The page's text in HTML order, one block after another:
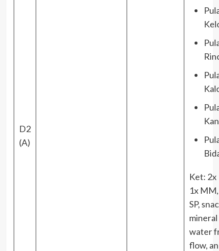
D2
(A)
Ket: 2x
1x
SP,
mineral
water
flow,